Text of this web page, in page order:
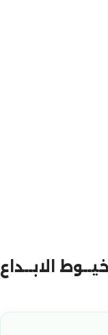
الابــداع